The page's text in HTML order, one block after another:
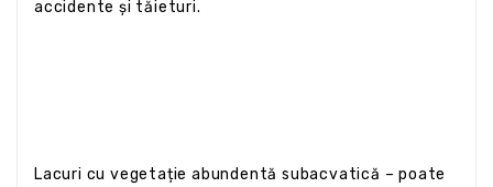
accidente și tăieturi.
Lacuri cu vegetație abundentă subacvatică – poate